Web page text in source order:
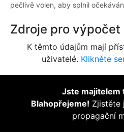
pečlivě volen, aby splnil
Zdroje pro výpočet
K těmto údajům mají
uživatelé. Klikněte
Jste majitelem
Blahopřejeme! Zjistěte
propagační